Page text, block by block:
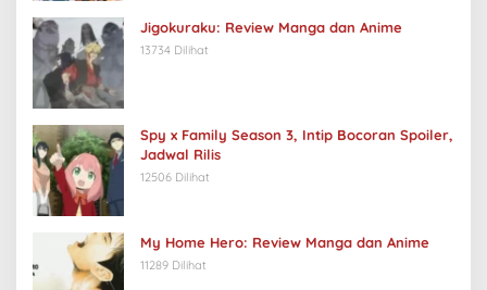
Jigokuraku: Review Manga dan Anime
13734 Dilihat
Spy x Family Season 3, Intip Bocoran Spoiler,
Jadwal Rilis
12506 Dilihat
My Home Hero: Review Manga dan Anime
11289 Dilihat